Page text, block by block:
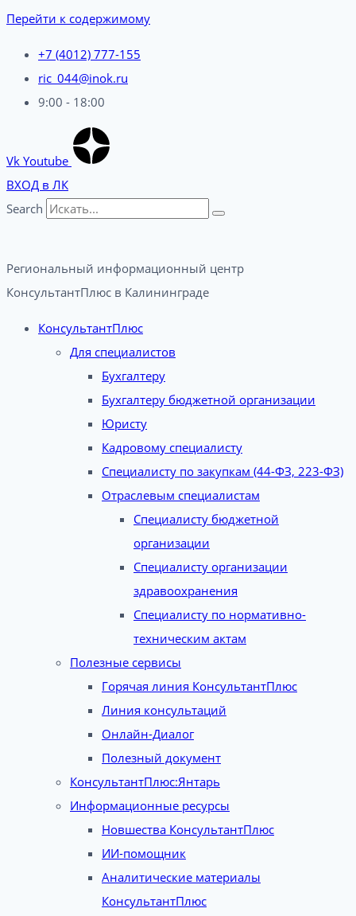
Перейти к содержимому
+7 (4012) 777-155
ric_044@inok.ru
9:00 - 18:00
Vk Youtube
ВХОД в ЛК
Search
Региональный информационный центр
КонсультантПлюс в Калининграде​
КонсультантПлюс
Для специалистов
Бухгалтеру
Бухгалтеру бюджетной организации
Юристу
Кадровому специалисту
Специалисту по закупкам (44-ФЗ, 223-ФЗ)
Отраслевым специалистам
Специалисту бюджетной
организации
Специалисту организации
здравоохранения
Специалисту по нормативно-
техническим актам
Полезные сервисы
Горячая линия КонсультантПлюс
Линия консультаций
Онлайн-Диалог
Полезный документ
КонсультантПлюс:Янтарь
Информационные ресурсы
Новшества КонсультантПлюс
ИИ-помощник
Аналитические материалы
КонсультантПлюс